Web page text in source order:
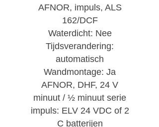
AFNOR, impuls, ALS
162/DCF
Waterdicht: Nee
Tijdsverandering:
automatisch
Wandmontage: Ja
AFNOR, DHF, 24 V
minuut / ½ minuut serie
impuls: ELV 24 VDC of 2
C batterijen